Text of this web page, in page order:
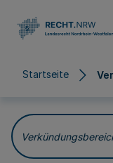
Startseite
Verkündungsbereich